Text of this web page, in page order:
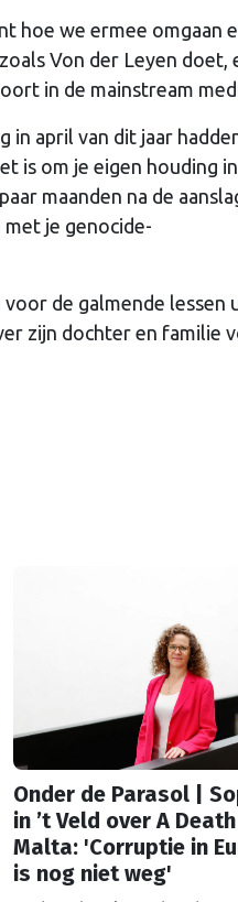
hoe we ermee omgaan
Von der Leyen doet,
in de mainstream
in april van dit jaar
is om je eigen houding
maanden na de
met je genocide-
de galmende lessen
zijn dochter en familie
Onder de Parasol |
in ’t Veld over A
Malta: 'Corruptie in
is nog niet weg'